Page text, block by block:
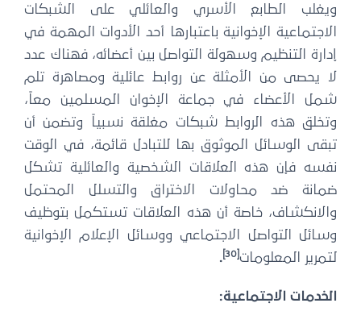
ويغلب الطابع الأسري والعائلي على الشبكات
الاجتماعية الإخوانية باعتبارها أحد الأدوات المهمة في
إدارة التنظيم وسهولة التواصل بين أعضائه، فهناك عدد
لا يحصى من الأمثلة عن روابط عائلية ومصاهرة تلم
شمل الأعضاء في جماعة الإخوان المسلمين معاً،
وتخلق هذه الروابط شبكات مغلقة نسبياً وتضمن أن
تبقى الوسائل الموثوق بها للتبادل قائمة، في الوقت
نفسه فإن هذه العلاقات الشخصية والعائلية تشكل
ضمانة ضد محاولات الاختراق والتسلل المحتمل
والانكشاف، خاصة أن هذه العلاقات تستكمل بتوظيف
وسائل التواصل الاجتماعي ووسائل الإعلام الإخوانية
لتمرير المعلومات
.
الخدمات الاجتماعية: